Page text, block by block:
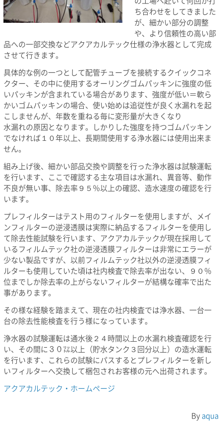
ち合わせをしてきました
が、細かい部分の調整
や、より信頼性の高い部
品への一部交換などアクアカルテック仕様の浄水器として完成
させて行きます。
具体的な例の一つとして配管チューブを接続するクイックコネ
クター、その中に使用するオーリングゴムパッキンに強度の低
いパッキンが含まれている場合があります、強度が低い＝軟ら
かいゴムパッキンの場合、使い始めは追従性が良く水漏れを起
こしませんが、年数を重ねる毎に変形量が大きくなり
水漏れの原因となります。しかりした強度を持つゴムパッキン
でなければ１０年以上、長期間使用する浄水器には使用出来ま
せん。
組み上げ後、細かい部品交換や調整を行った浄水器は試験運転
を行います、ここで確認する主な項目は水漏れ、異音等、動作
不良が無い事、除去率９５％以上の確認、造水速度の確認を行
います。
プレフィルターはテスト用のフィルターを使用しますが、メイ
ンフィルターの逆浸透膜は実際に納品するフィルターを使用し
て除去性能試験を行います、アクアカルテックが現在採用して
いるフィルムテック社の逆浸透膜フィルターは非常にエラーが
少ない製品ですが、以前フィルムテック社以外の逆浸透膜フィ
ルターも使用していた頃は社内検査で除去率が出ない、９０％
位までしか除去率の上がらないフィルターが結構な確率で出た
事があります。
その様な経験を踏まえて、現在の社内検査では浄水器、一台一
台の除去性能検査を行う様になっています。
浄水器の試験運転は通水後２４時間以上の水漏れ検査確認を行
い、その間に３０㍑以上（貯水タンク３回分以上）の造水運転
を行います、これらの試験にパスするとプレフィルターを新し
いフィルターへ交換して梱包されお客様の元へ出荷されます。
アクアカルテック・ホームページ
Byaqua